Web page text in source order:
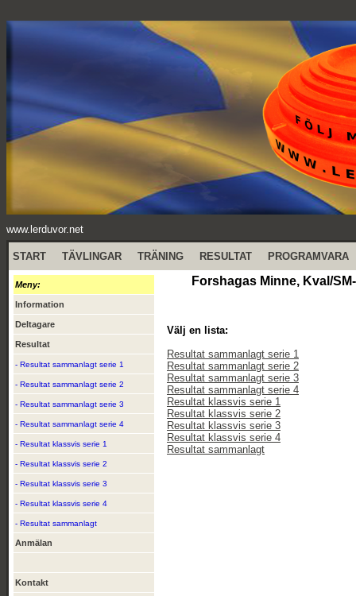
www.lerduvor.net
START TÄVLINGAR TRÄNING RESULTAT PROGRAMVARA
Meny:
Information
Deltagare
Resultat
- Resultat sammanlagt serie 1
- Resultat sammanlagt serie 2
- Resultat sammanlagt serie 3
- Resultat sammanlagt serie 4
- Resultat klassvis serie 1
- Resultat klassvis serie 2
- Resultat klassvis serie 3
- Resultat klassvis serie 4
- Resultat sammanlagt
Anmälan
Kontakt
Forshagas Minne, Kval/
Välj en lista:
Resultat sammanlagt serie 1
Resultat sammanlagt serie 2
Resultat sammanlagt serie 3
Resultat sammanlagt serie 4
Resultat klassvis serie 1
Resultat klassvis serie 2
Resultat klassvis serie 3
Resultat klassvis serie 4
Resultat sammanlagt